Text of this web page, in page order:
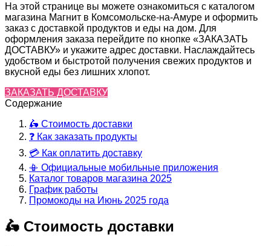
На этой странице вы можете ознакомиться с каталогом
магазина Магнит в Комсомольске-на-Амуре и оформить
заказ с доставкой продуктов и еды на дом. Для
оформления заказа перейдите по кнопке «ЗАКАЗАТЬ
ДОСТАВКУ» и укажите адрес доставки. Наслаждайтесь
удобством и быстротой получения свежих продуктов и
вкусной еды без лишних хлопот.
ЗАКАЗАТЬ ДОСТАВКУ
Содержание
🛵 Стоимость доставки
❓ Как заказать продукты
💳 Как оплатить доставку
📳 Официальные мобильные приложения
Каталог товаров магазина 2025
График работы
Промокоды на Июнь 2025 года
🛵 Стоимость доставки